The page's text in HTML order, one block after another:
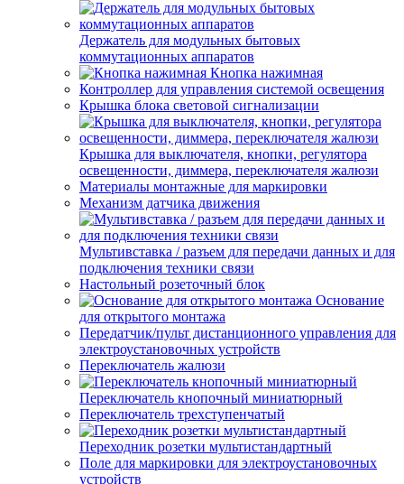
Держатель для модульных бытовых
коммутационных аппаратов
Кнопка нажимная
Контроллер для управления системой освещения
Крышка блока световой сигнализации
Крышка для выключателя, кнопки, регулятора
освещенности, диммера, переключателя жалюзи
Материалы монтажные для маркировки
Механизм датчика движения
Мультивставка / разъем для передачи данных и для
подключения техники связи
Настольный розеточный блок
Основание
для открытого монтажа
Передатчик/пульт дистанционного управления для
электроустановочных устройств
Переключатель жалюзи
Переключатель кнопочный миниатюрный
Переключатель трехступенчатый
Переходник розетки мультистандартный
Поле для маркировки для электроустановочных
устройств